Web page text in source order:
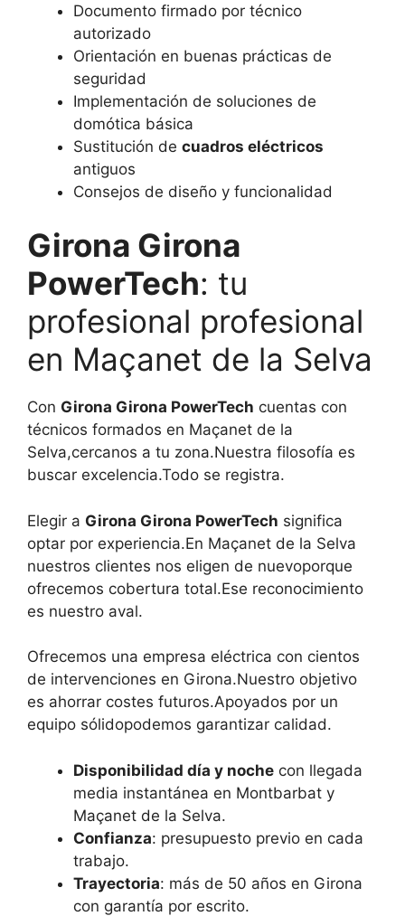
Documento firmado por técnico
autorizado
Orientación en buenas prácticas de
seguridad
Implementación de soluciones de
domótica básica
Sustitución de cuadros eléctricos
antiguos
Consejos de diseño y funcionalidad
Girona Girona
PowerTech: tu
profesional profesional
en Maçanet de la Selva
Con Girona Girona PowerTech cuentas con
técnicos formados en Maçanet de la
Selva,cercanos a tu zona.Nuestra filosofía es
buscar excelencia.Todo se registra.
Elegir a Girona Girona PowerTech significa
optar por experiencia.En Maçanet de la Selva
nuestros clientes nos eligen de nuevoporque
ofrecemos cobertura total.Ese reconocimiento
es nuestro aval.
Ofrecemos una empresa eléctrica con cientos
de intervenciones en Girona.Nuestro objetivo
es ahorrar costes futuros.Apoyados por un
equipo sólidopodemos garantizar calidad.
Disponibilidad día y noche con llegada
media instantánea en Montbarbat y
Maçanet de la Selva.
Confianza: presupuesto previo en cada
trabajo.
Trayectoria: más de 50 años en Girona
con garantía por escrito.